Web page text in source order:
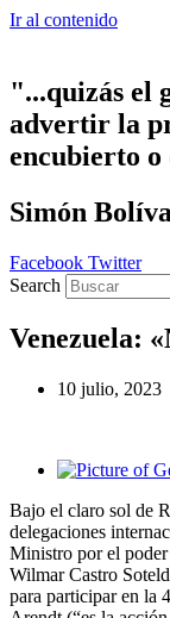
Ir al contenido
"...quizás el
advertir la
encubierto o
Simón
Facebook Twitter
Search
Venezuela:
10 julio, 2023
Bajo el claro sol de
delegaciones
Ministro por el
Wilmar Castro
para participar en la